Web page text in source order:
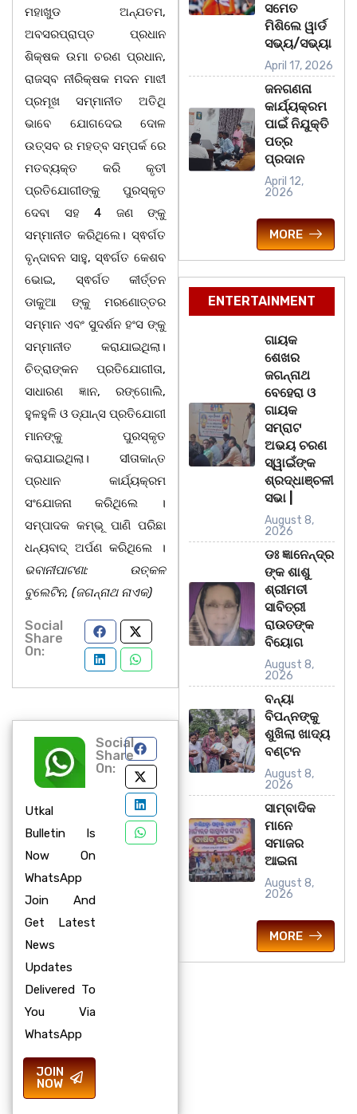
ମହାଖୁଡ ଅନ୍ଯତମ,
ଅବସରପ୍ରାପ୍ତ ପ୍ରଧାନ
ଶିକ୍ଷକ ଉମା ଚରଣ ପ୍ରଧାନ,
ରାଜସ୍ବ ନୀରିକ୍ଷକ ମଦନ ମାଝୀ
ପ୍ରମୂଖ ସମ୍ମାନୀତ ଅତିଥି
ଭାବେ ଯୋଗଦେଇ ଦୋଳ
ଉତ୍ସବ ର ମହତ୍ବ ସମ୍ପର୍କ ରେ
ମତବ୍ୟକ୍ତ କରି କୃତୀ
ପ୍ରତିଯୋଗୀଙ୍କୁ ପୁରସ୍କୃତ
ଦେବା ସହ 4 ଜଣ ଙ୍କୁ
ସମ୍ମାନୀତ କରିଥିଲେ। ସ୍ଵର୍ଗତ
ବୃନ୍ଦାବନ ସାହୁ, ସ୍ଵର୍ଗତ କେଶବ
ଭୋଇ, ସ୍ଵର୍ଗତ କୀର୍ତ୍ତନ
ଡାକୁଆ ଙ୍କୁ ମରଣୋତ୍ତର
ସମ୍ମାନ ଏବଂ ସୁଦର୍ଶନ ହଂସ ଙ୍କୁ
ସମ୍ମାନୀତ କରାଯାଇଥିଲା।
ଚିତ୍ରାଙ୍କନ ପ୍ରତିଯୋଗୀତା,
ସାଧାରଣ ଜ୍ଞାନ, ରଙ୍ଗୋଲି,
ହୁଳହୁଳି ଓ ଡ୍ଯାନ୍ସ ପ୍ରତିଯୋଗୀ
ମାନଙ୍କୁ ପୁରସ୍କୃତ
କରାଯାଇଥିଲା। ସୀତାକାନ୍ତ
ପ୍ରଧାନ କାର୍ଯ୍ୟକ୍ରମ
ସଂଯୋଜନା କରିଥିଲେ ।
ସମ୍ପାଦକ କମ୍ଭୂ ପାଣି ପରିଛା
ଧନ୍ୟବାଦ୍ ଅର୍ପଣ କରିଥିଲେ ।
ଭବାନୀପାଟଣା: ଉତ୍କଳ
ବୁଲେଟିନ, (ଜଗନ୍ନାଥ ନାଏକ)
Social
Share
On:
Utkal
Bulletin Is
Now On
WhatsApp
Join And
Get Latest
News
Updates
Delivered To
You Via
WhatsApp
JOIN
NOW
Social
Share
On:
ସମେତ
ମିଶିଲେ ୱାର୍ଡ
ସଭ୍ୟ/ସଭ୍ୟା
April 17, 2026
ଜନଗଣନା
କାର୍ଯ୍ୟକ୍ରମ
ପାଇଁ ନିଯୁକ୍ତି
ପତ୍ର
ପ୍ରଦାନ
April 12,
2026
MORE
ENTERTAINMENT
ଗାୟକ
ଶେଖର
ଜଗନ୍ନାଥ
ବେହେରା ଓ
ଗାୟକ
ସମ୍ରାଟ
ଅଭୟ ଚରଣ
ସ୍ୱାଇଁଙ୍କ
ଶ୍ରଦ୍ଧାଞ୍ଚଳୀ
ସଭା |
August 8,
2026
ଡଃ ଜ୍ଞାନେନ୍ଦ୍ର
ଙ୍କ ଶାଶୁ
ଶ୍ରୀମତୀ
ସାବିତ୍ରୀ
ରାଉତଙ୍କ
ବିୟୋଗ
August 8,
2026
ବନ୍ୟା
ବିପନ୍ନଙ୍କୁ
ଶୁଖିଲା ଖାଦ୍ୟ
ବଣ୍ଟନ
August 8,
2026
ସାମ୍ବାଦିକ
ମାନେ
ସମାଜର
ଆଇନା
August 8,
2026
MORE